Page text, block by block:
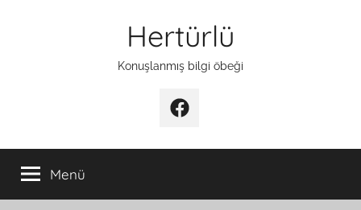
Hertürlü
Konuşlanmış bilgi öbeği
Facebook
Menü